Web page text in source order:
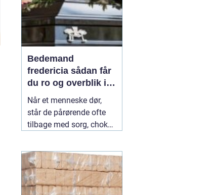
Bedemand
fredericia sådan får
du ro og overblik i
en svær tid
Når et menneske dør,
står de pårørende ofte
tilbage med sorg, chok
Hvad skal gøres først?
Hvem kontakter man?
Hvordan skaber man en
afsked, som føles rigtig?